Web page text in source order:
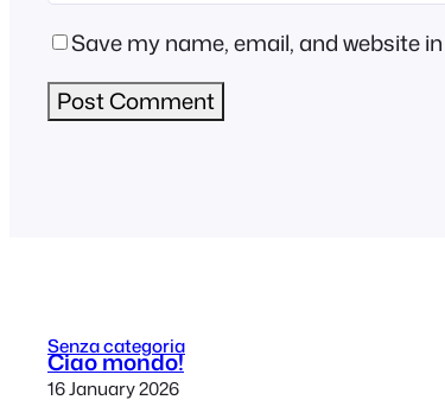
Save my name, email, and website
Senza categoria
Ciao mondo!
16 January 2026